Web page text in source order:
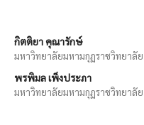
กิตติยา คุณารักษ์
มหาวิทยาลัยมหามกุฏราชวิทยาลัย
พรพิมล เพ็งประภา
มหาวิทยาลัยมหามกุฏราชวิทยาลัย